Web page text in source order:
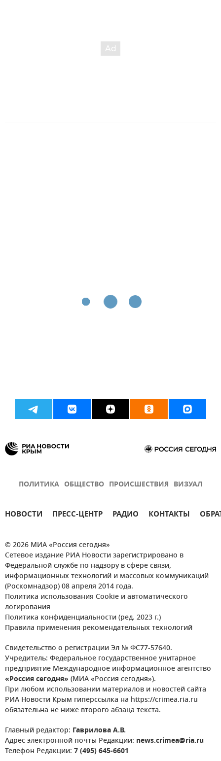
ПОЛИТИКА ОБЩЕСТВО ПРОИСШЕСТВИЯ ВИЗУАЛ
НОВОСТИ ПРЕСС-ЦЕНТР РАДИО КОНТАКТЫ
© 2026 МИА «Россия сегодня»
Сетевое издание РИА Новости зарегистрировано в
Федеральной службе по надзору в сфере связи,
информационных технологий и массовых коммуникаций
(Роскомнадзор) 08 апреля 2014 года.
Политика использования Cookie и автоматического
логирования
Политика конфиденциальности (ред. 2023 г.)
Правила применения рекомендательных технологий
Свидетельство о регистрации Эл № ФС77-57640.
Учредитель: Федеральное государственное унитарное
предприятие Международное информационное агентство
«Россия сегодня» (МИА «Россия сегодня»).
При любом использовании материалов и новостей сайта
РИА Новости Крым гиперссылка на https://crimea.ria.ru
обязательна не ниже второго абзаца текста.
Главный редактор: Гаврилова А.В.
Адрес электронной почты Редакции: news.crimea@ria.ru
Телефон Редакции: 7 (495) 645-6601